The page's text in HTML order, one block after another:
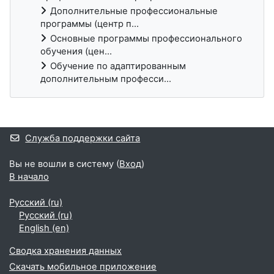
Дополнительные профессиональные
программы (центр п...
Основные программы профессионального
обучения (цен...
Обучение по адаптированным
дополнительным професси...
Дополнительные блоки
Служба поддержки сайта
Вы не вошли в систему (Вход)
В начало
Русский ‎(ru)‎
Русский ‎(ru)‎
English ‎(en)‎
Сводка хранения данных
Скачать мобильное приложение